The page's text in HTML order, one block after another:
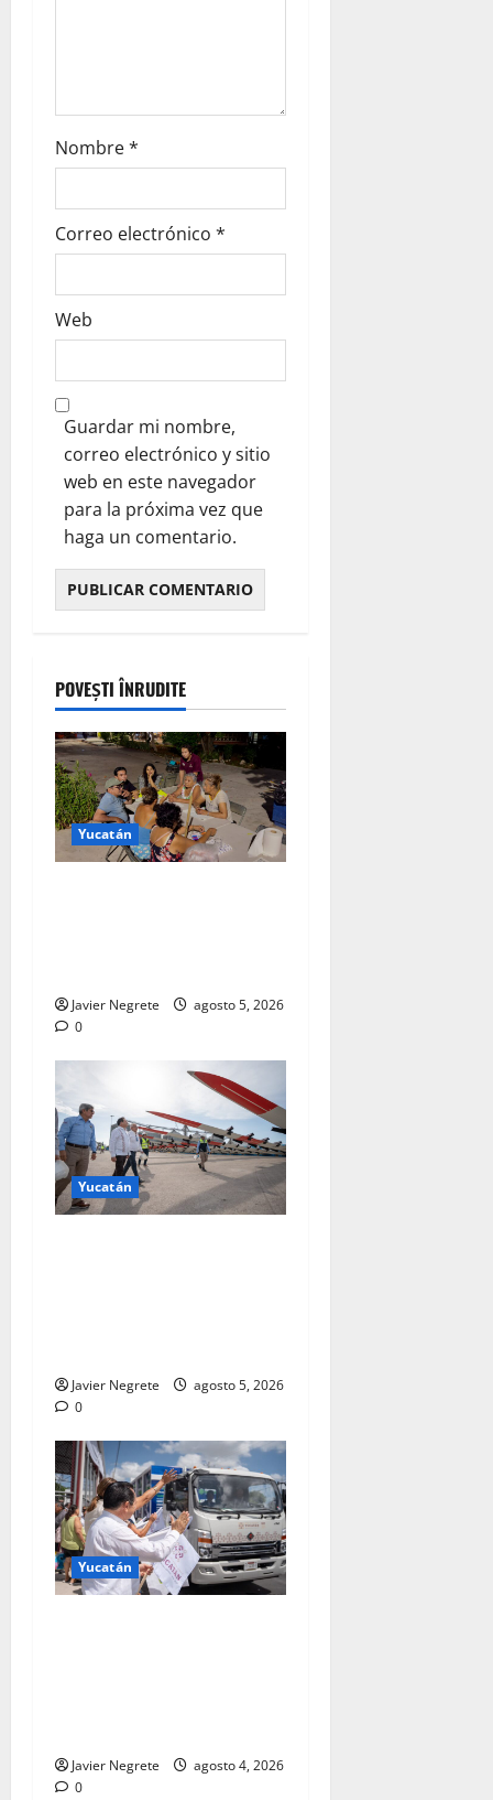
Nombre*
Correo electrónico *
Web
Guardar mi nombre,
correo electrónico y sitio
web en este navegador
para la próxima vez que
haga un comentario.
POVEȘTI ÎNRUDITE
Yucatán
Javier Negrete
agosto 5, 2026
0
Yucatán
Javier Negrete
agosto 5, 2026
0
Yucatán
Javier Negrete
agosto 4, 2026
0